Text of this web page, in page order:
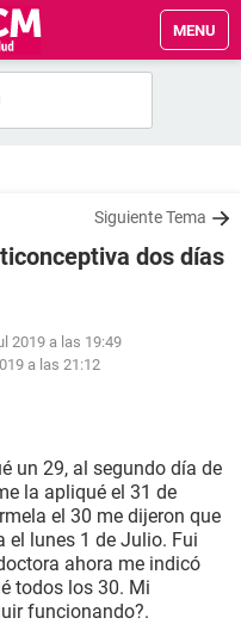
MENU
Siguiente Tema
dos días
2019 a las 19:49
a las 21:12
un 29, al segundo día de
la apliqué el 31 de
el 30 me dijeron que
el lunes 1 de Julio. Fui
ahora me indicó
todos los 30. Mi
funcionando?.